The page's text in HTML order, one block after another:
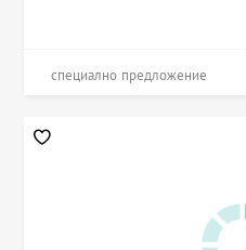
специално предложение